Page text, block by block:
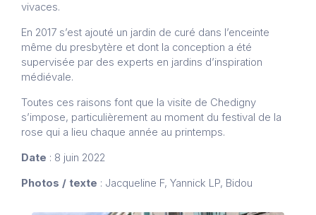
vivaces.
En 2017 s’est ajouté un jardin de curé dans l’enceinte
même du presbytère et dont la conception a été
supervisée par des experts en jardins d’inspiration
médiévale.
Toutes ces raisons font que la visite de Chedigny
s’impose, particulièrement au moment du festival de la
rose qui a lieu chaque année au printemps.
Date : 8 juin 2022
Photos / texte : Jacqueline F, Yannick LP, Bidou